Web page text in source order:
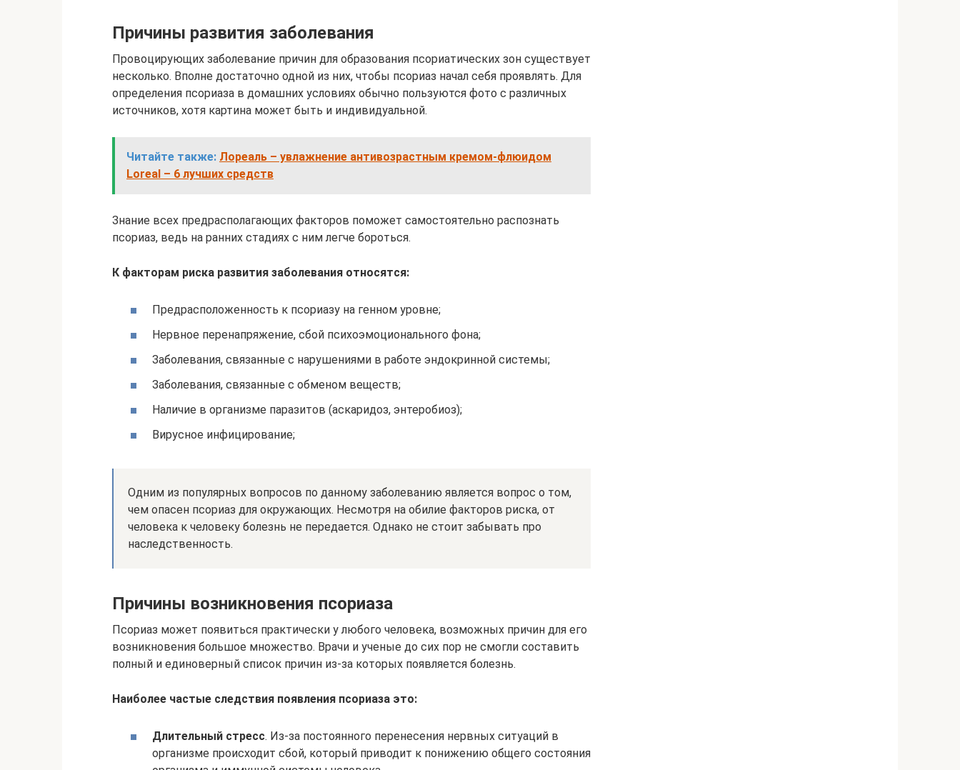
Причины развития заболевания
Провоцирующих заболевание причин для образования псориатических зон существует
несколько. Вполне достаточно одной из них, чтобы псориаз начал себя проявлять. Для
определения псориаза в домашних условиях обычно пользуются фото с различных
источников, хотя картина может быть и индивидуальной.
Читайте также: Лореаль – увлажнение антивозрастным кремом-флюидом
Loreal – 6 лучших средств
Знание всех предрасполагающих факторов поможет самостоятельно распознать
псориаз, ведь на ранних стадиях с ним легче бороться.
К факторам риска развития заболевания относятся:
Предрасположенность к псориазу на генном уровне;
Нервное перенапряжение, сбой психоэмоционального фона;
Заболевания, связанные с нарушениями в работе эндокринной системы;
Заболевания, связанные с обменом веществ;
Наличие в организме паразитов (аскаридоз, энтеробиоз);
Вирусное инфицирование;
Одним из популярных вопросов по данному заболеванию является вопрос о том,
чем опасен псориаз для окружающих. Несмотря на обилие факторов риска, от
человека к человеку болезнь не передается. Однако не стоит забывать про
наследственность.
Причины возникновения псориаза
Псориаз может появиться практически у любого человека, возможных причин для его
возникновения большое множество. Врачи и ученые до сих пор не смогли составить
полный и единоверный список причин из-за которых появляется болезнь.
Наиболее частые следствия появления псориаза это:
Длительный стресс. Из-за постоянного перенесения нервных ситуаций в
организме происходит сбой, который приводит к понижению общего состояния